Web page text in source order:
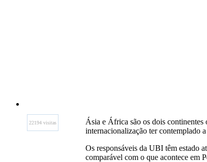
22194 visitas
Ásia e África são os dois
internacionalização ter contemplado
Os responsáveis da UBI têm estado
comparável com o que acontece em